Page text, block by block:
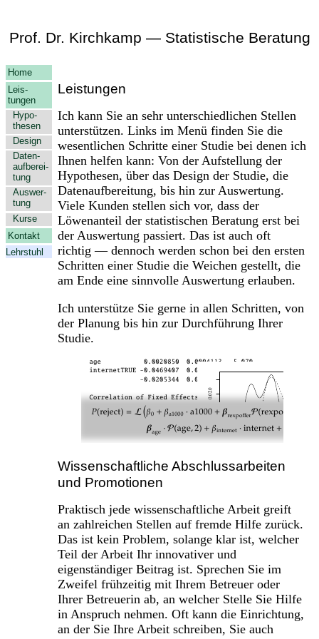
Prof. Dr. Kirchkamp — Statistische Beratung
Home
Leis­
tungen
Hypo­
thesen
Design
Daten­
auf­berei­
tung
Aus­wer­
tung
Kurse
Kontakt
Lehr­stuhl
Leistungen
Ich kann Sie an sehr unterschiedlichen Stellen
unterstützen. Links im Menü finden Sie die
wesentlichen Schritte einer Studie bei denen ich
Ihnen helfen kann: Von der Aufstellung der
Hypothesen, über das Design der Studie, die
Datenaufbereitung, bis hin zur Auswertung.
Viele Kunden stellen sich vor, dass der
Löwenanteil der statistischen Beratung erst bei
der Auswertung passiert. Das ist auch oft
richtig — dennoch werden schon bei den ersten
Schritten einer Studie die Weichen gestellt, die
am Ende eine sinnvolle Auswertung erlauben.
Ich unterstütze Sie gerne in allen Schritten, von
der Planung bis hin zur Durchführung Ihrer
Studie.
Wissenschaftliche Abschlussarbeiten
und Promotionen
Praktisch jede wissenschaftliche Arbeit greift
an zahlreichen Stellen auf fremde Hilfe zurück.
Das ist kein Problem, solange klar ist, welcher
Teil der Arbeit Ihr innovativer und
eigenständiger Beitrag ist. Sprechen Sie im
Zweifel frühzeitig mit Ihrem Betreuer oder
Ihrer Betreuerin ab, an welcher Stelle Sie Hilfe
in Anspruch nehmen. Oft kann die Einrichtung,
an der Sie Ihre Arbeit schreiben, Sie auch